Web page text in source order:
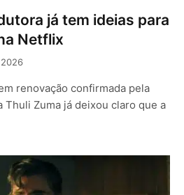
já tem ideias para
Netflix
renovação confirmada pela
Thuli Zuma já deixou claro que a